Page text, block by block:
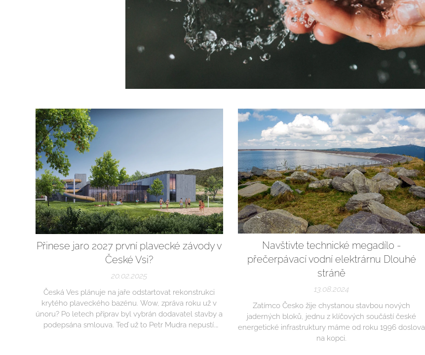
Přinese jaro 2027 první plavecké závody v
České Vsi?
20.02.2025
Česká Ves plánuje na jaře odstartovat rekonstrukci
krytého plaveckého bazénu. Wow, zpráva roku už v
únoru? Po letech příprav byl vybrán dodavatel stavby a
podepsána smlouva. Teď už to Petr Mudra nepustí.
Navštivte technické megadílo -
přečerpávací vodní elektrárnu Dlouhé
stráně
13.08.2024
Zatímco Česko žije chystanou stavbou nových
jaderných bloků, jednu z klíčových součástí české
energetické infrastruktury máme od roku 1996 doslova
na kopci.